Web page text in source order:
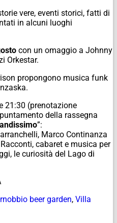
vere, eventi storici, fatti di
in alcuni luoghi
con un omaggio a Johnny
Orkestar.
propongono musica funk
21:30 (prenotazione
della rassegna
”:
Marco Continanza
cabaret e musica per
le curiosità del Lago di
beer garden, Villa